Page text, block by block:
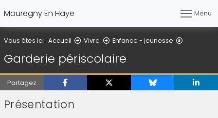
Mauregny En Haye Menu
Vous êtes ici : Accueil Vivre Enfance - jeunesse
Garderie périscolaire
Partagez
Présentation